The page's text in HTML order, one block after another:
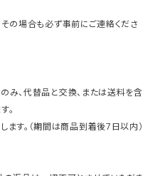
の場合も必ず事前にご連絡くださ
、代替品と交換、または送料を含
。
す。（期間は商品到着後7日以内）